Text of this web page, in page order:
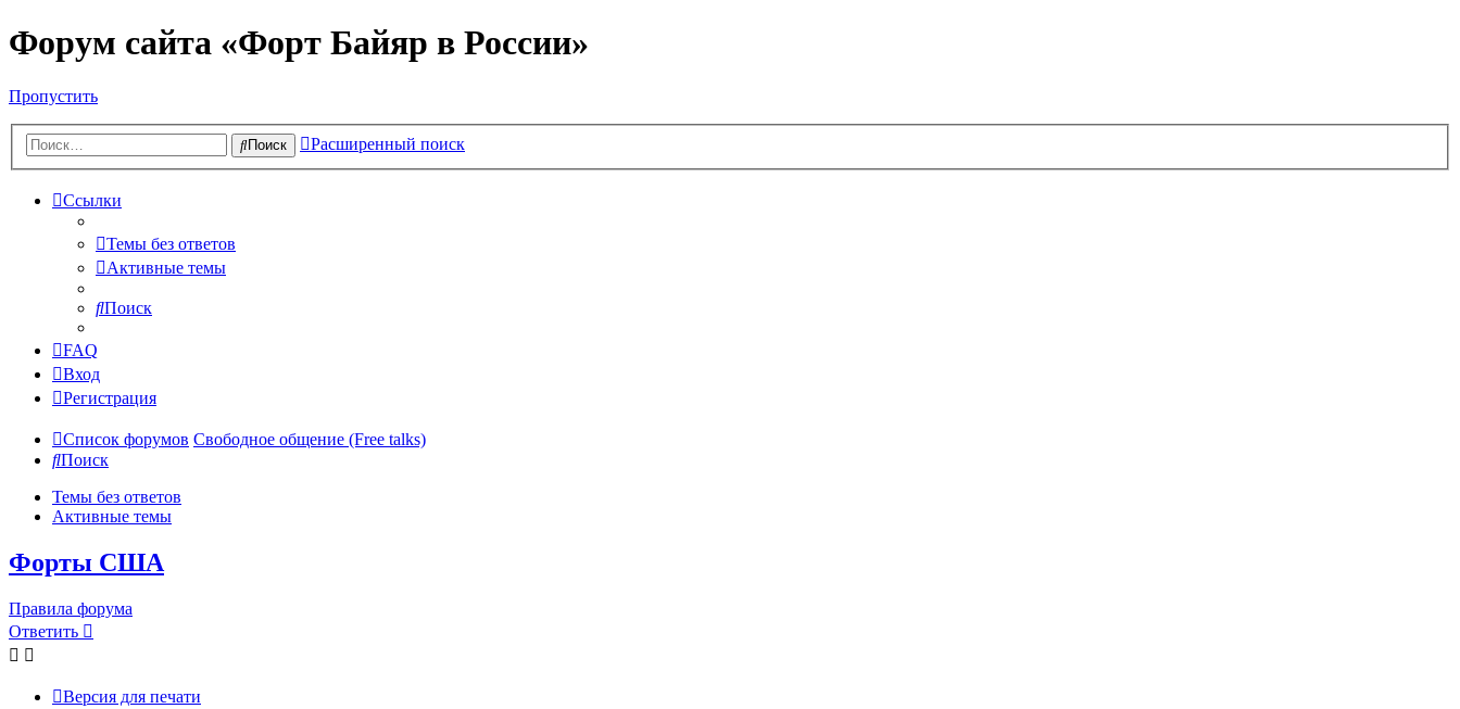
Форум сайта «Форт Байяр в России»
Пропустить
Поиск Расширенный поиск
Ссылки
Темы без ответов
Активные темы
Поиск
FAQ
Вход
Регистрация
Список форумов Свободное общение (Free talks)
Поиск
Темы без ответов
Активные темы
Форты США
Правила форума
Ответить
Версия для печати